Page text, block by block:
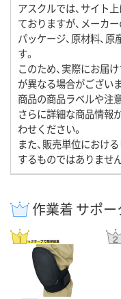
アスクルでは、サイト
ておりますが、メーカー
パッケージ、原材料、
す。
このため、実際にお届
が異なる場合がござい
商品の商品ラベルや注
さらに詳細な商品情報
わせください。
また、販売単位におけ
するものではありませ
作業着 サポ